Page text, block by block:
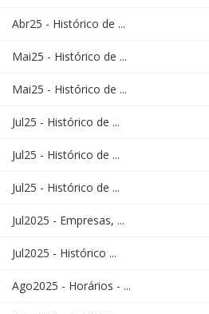
Abr25 - Histórico de ...
Mai25 - Histórico de ...
Mai25 - Histórico de ...
Jul25 - Histórico de ...
Jul25 - Histórico de ...
Jul25 - Histórico de ...
Jul2025 - Empresas, ...
Jul2025 - Histórico ...
Ago2025 - Horários - ...